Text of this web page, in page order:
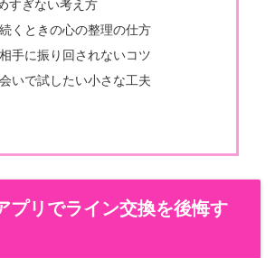
すぎない考え方
くときの心の整理の仕方
手に振り回されないコツ
いで試したい小さな工夫
プリでライン交換を後悔す